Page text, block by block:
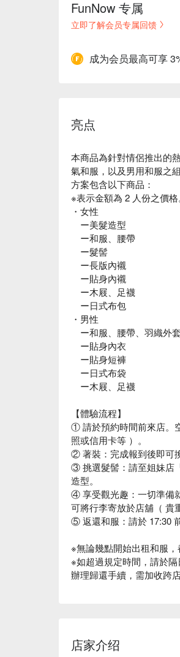
FunNow 专属
立即了解会员专属回馈
成为会员最高可享
亮点
本商品為針對情侶推出的
氣和服，以及男用和服之組
方案包含以下商品：
※表示金額為 2 人份之價格
・女性
ー美髮造型
ー和服、腰帶
ー髮髻
ー長版內襯
ー貼身內襯
ー木屐、足襪
ー日式布包
・男性
ー和服、腰帶、羽織外套
ー貼身內衣
ー貼身短褲
ー日式布袋
ー木屐、足襪
【體驗流程】
① 請於預約時間前來店。
照或信用卡等 ）。
② 著裝：完成報到後即可
③ 挑選髮髻：請至姐妹店
造型。
④ 享受觀光趣：一切準備
可將行李寄放於店舖（ 貴
⑤ 返還和服：請於 17:30
※無論幾點開始出租和服，
※如超過規定時間，請於
辦理歸還手續，需加收跨
店家介绍